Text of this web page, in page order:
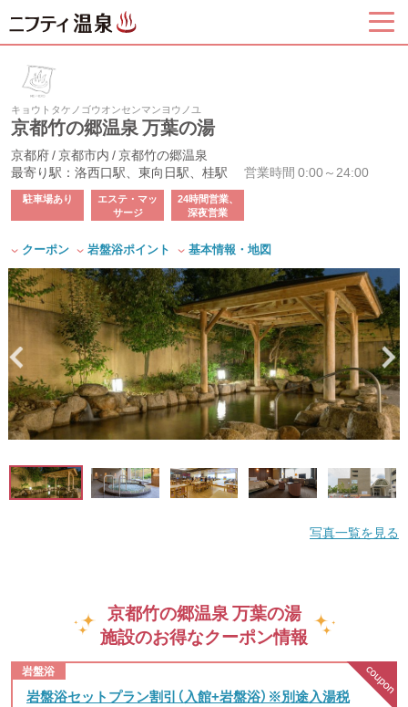
キョウトタケノゴウオンセンマンヨウノユ
京都竹の郷温泉 万葉の湯
京都府 / 京都市内 / 京都竹の郷温泉
最寄り駅：洛西口駅、東向日駅、桂駅
営業時間 0:00～24:00
駐車場あり
エステ・マッ
サージ
24時間営業、
深夜営業
クーポン 岩盤浴ポイント 基本情報・地図
写真一覧を見る
京都竹の郷温泉 万葉の湯
施設のお得なクーポン情報
岩盤浴
岩盤浴セットプラン割引（入館+岩盤浴）※別途入湯税